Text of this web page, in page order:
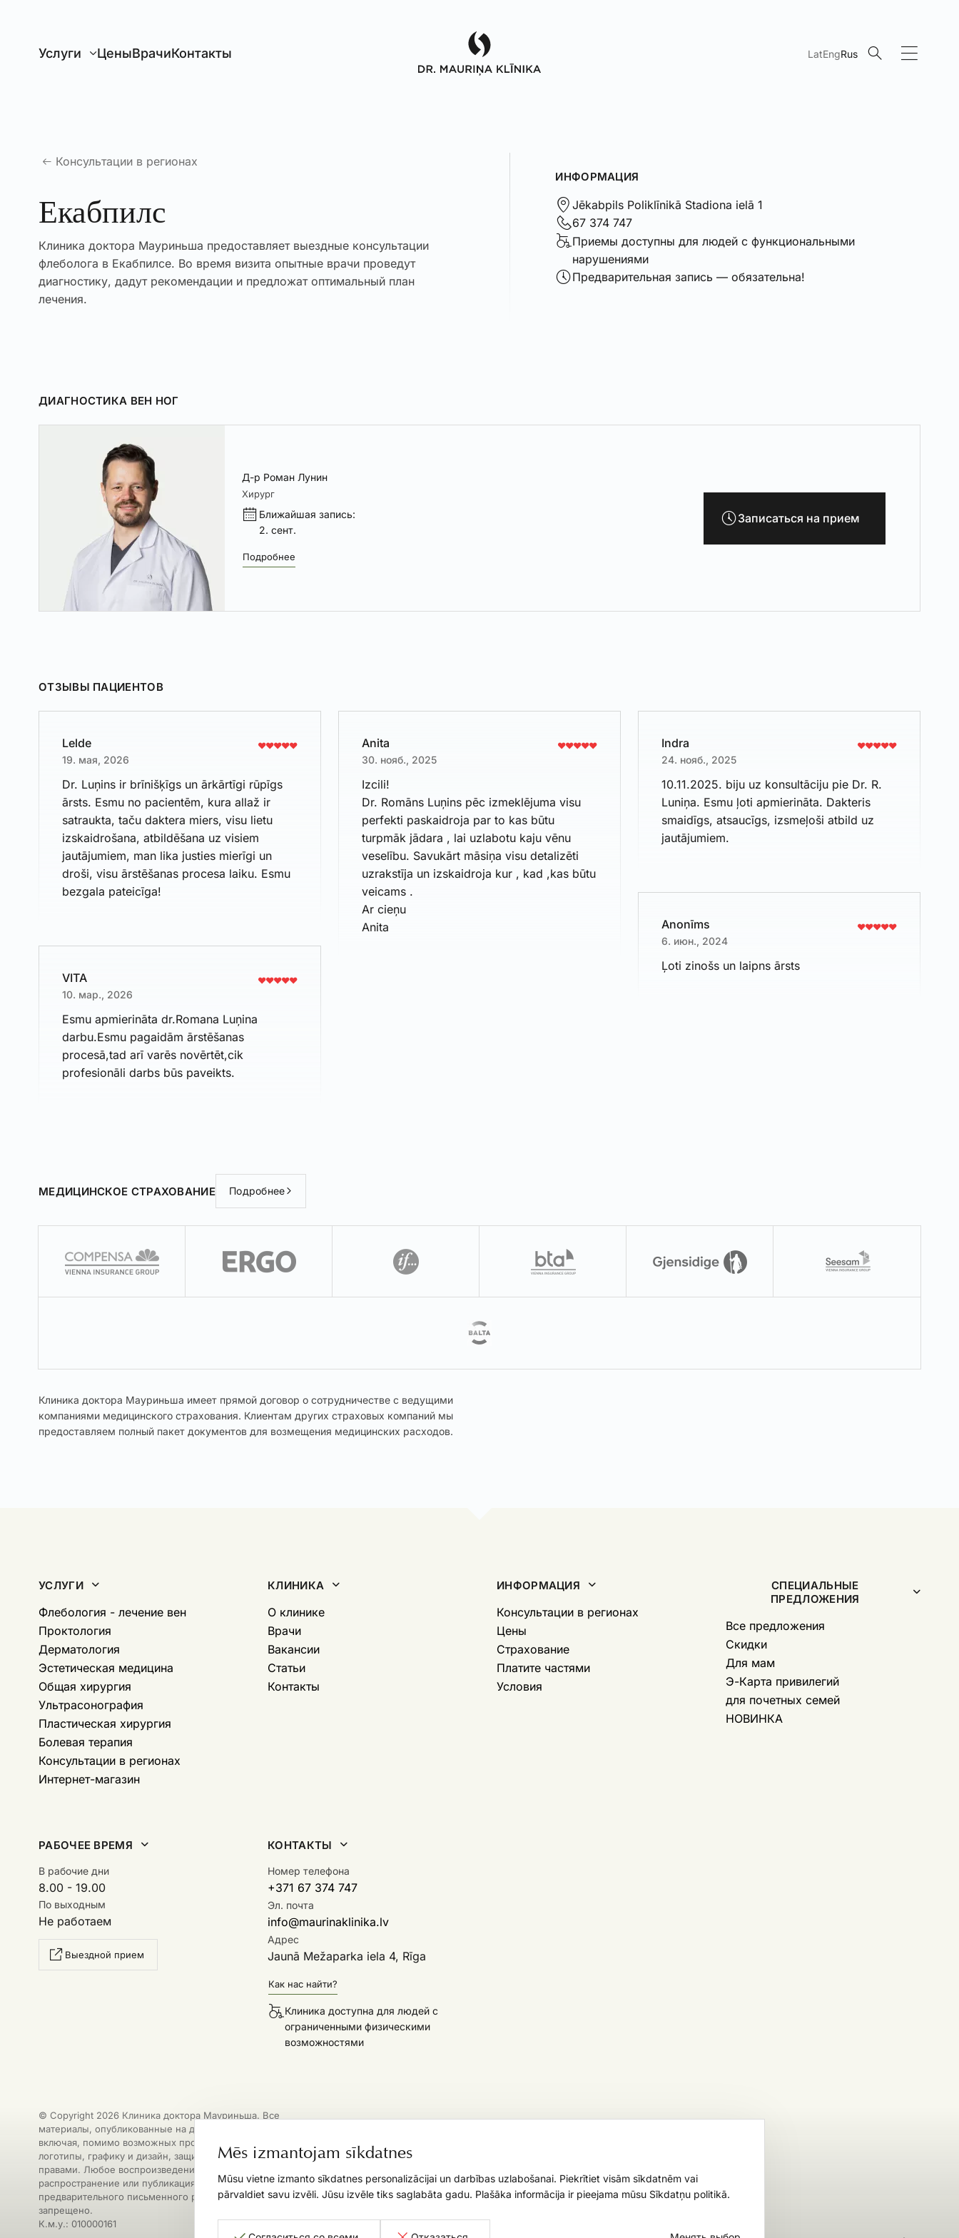
Услуги ЦеныВрачиКонтакты LatEngRus
Mēs izmantojam sīkdatnes
Mūsu vietne izmanto sīkdatnes personalizācijai un darbības uzlabošanai. Piekrītiet visām sīkdatnēm vai
pārvaldiet savu izvēli. Jūsu izvēle tiks saglabāta gadu. Plašāka informācija ir pieejama mūsu Sīkdatņu politikā.
Консультации в регионах
Екабпилс
Клиника доктора Мауриньша предоставляет выездные консультации
флеболога в Екабпилсе. Во время визита опытные врачи проведут
диагностику, дадут рекомендации и предложат оптимальный план
лечения.
ИНФОРМАЦИЯ
Jēkabpils Poliklīnikā Stadiona ielā 1
67 374 747
Приемы доступны для людей с функциональными
нарушениями
Предварительная запись — обязательна!
ДИАГНОСТИКА ВЕН НОГ
Д-р Роман Лунин
Хирург
Ближайшая запись:
2. сент.
Подробнее
Записаться на прием
ОТЗЫВЫ ПАЦИЕНТОВ
Lelde
19. мая, 2026
Dr. Luņins ir brīnišķīgs un ārkārtīgi rūpīgs
ārsts. Esmu no pacientēm, kura allaž ir
satraukta, taču daktera miers, visu lietu
izskaidrošana, atbildēšana uz visiem
jautājumiem, man lika justies mierīgi un
droši, visu ārstēšanas procesa laiku. Esmu
bezgala pateicīga!
VITA
10. мар., 2026
Esmu apmierināta dr.Romana Luņina
darbu.Esmu pagaidām ārstēšanas
procesā,tad arī varēs novērtēt,cik
profesionāli darbs būs paveikts.
Anita
30. нояб., 2025
Izcili!
Dr. Romāns Luņins pēc izmeklējuma visu
perfekti paskaidroja par to kas būtu
turpmāk jādara , lai uzlabotu kaju vēnu
veselību. Savukārt māsiņa visu detalizēti
uzrakstīja un izskaidroja kur , kad ,kas būtu
veicams .
Ar cieņu
Anita
Indra
24. нояб., 2025
10.11.2025. biju uz konsultāciju pie Dr. R.
Luniņa. Esmu ļoti apmierināta. Dakteris
smaidīgs, atsaucīgs, izsmeļoši atbild uz
jautājumiem.
Anonīms
6. июн., 2024
Ļoti zinošs un laipns ārsts
МЕДИЦИНСКОЕ СТРАХОВАНИЕ Подробнее
Клиника доктора Мауриньша имеет прямой договор о сотрудничестве с ведущими
компаниями медицинского страхования. Клиентам других страховых компаний мы
предоставляем полный пакет документов для возмещения медицинских расходов.
УСЛУГИ
Флебология - лечение вен
Проктология
Дерматология
Эстетическая медицина
Общая хирургия
Ультрасонография
Пластическая хирургия
Болевая терапия
Консультации в регионах
Интернет-магазин
КЛИНИКА
O клинике
Врачи
Вакансии
Статьи
Контакты
ИНФОРМАЦИЯ
Консультации в регионах
Цены
Страхование
Платите частями
Условия
СПЕЦИАЛЬНЫЕ
ПРЕДЛОЖЕНИЯ
Все предложения
Скидки
Для мам
Э-Карта привилегий
для почетных семей
НОВИНКА
РАБОЧЕЕ ВРЕМЯ
В рабочие дни
8.00 - 19.00
По выходным
Не работаем
Выездной прием
КОНТАКТЫ
Номер телефона
+371 67 374 747
Эл. почта
info@maurinaklinika.lv
Адрес
Jaunā Mežaparka iela 4, Rīga
Как нас найти?
Клиника доступна для людей с
ограниченными физическими
возможностями
© Copyright 2026 Клиника доктора Мауриньша. Все
материалы, опубликованные на данном сайте, в том числе
включая, помимо возможных прочих, тексты, изображения,
логотипы, графику и дизайн, защищены авторскими
правами. Любое воспроизведение, копирование,
распространение или публикация данных материалов без
предварительного письменного разрешения строго
запрещено.
К.м.у.: 010000161